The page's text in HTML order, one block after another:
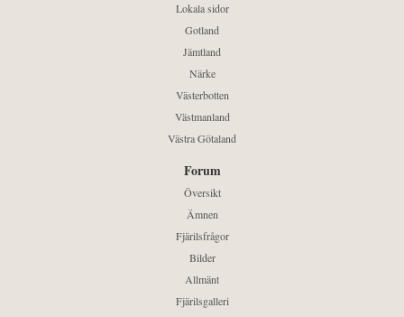
Lokala sidor
Gotland
Jämtland
Närke
Västerbotten
Västmanland
Västra Götaland
Forum
Översikt
Ämnen
Fjärilsfrågor
Bilder
Allmänt
Fjärilsgalleri